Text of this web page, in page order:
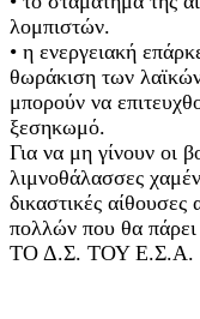
λομπιστών.
• η ενεργειακή
θωράκιση των
μπορούν να
ξεσηκωμό.
Για να μη γίνουν οι
λιμνοθάλασσες
δικαστικές
πολλών που θα πάρει
ΤΟ Δ.Σ. ΤΟΥ Ε.Σ.Α.